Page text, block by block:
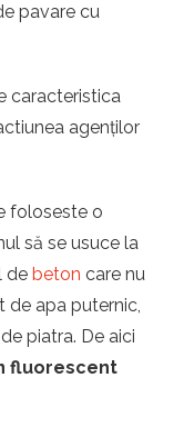
pavare cu
caracteristica
agenților
foloseste o
să se usuce la
de beton care nu
de apa puternic,
piatra. De aici
fluorescent